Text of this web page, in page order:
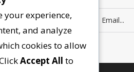
your experience,
and analyze
cookies to allow
Accept All to